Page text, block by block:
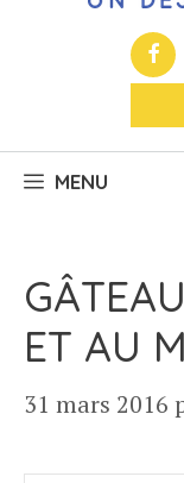
MENU
ET AU
31 mars 2016